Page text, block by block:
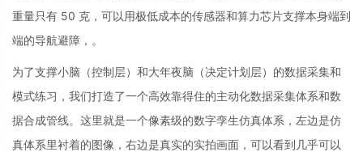
重量只有 50 克，可以用极低成本的传感器和算力芯片支撑本身端到
端的导航避障，。
为了支撑小脑（控制层）和大年夜脑（决定计划层）的数据采集和
模式练习，我们打造了一个高效靠得住的主动化数据采集体系和数
据合成管线。这里就是一个像素级的数字孪生仿真体系，左边是仿
真体系里衬着的图像，右边是真实的实拍画面，可以看到几乎可以